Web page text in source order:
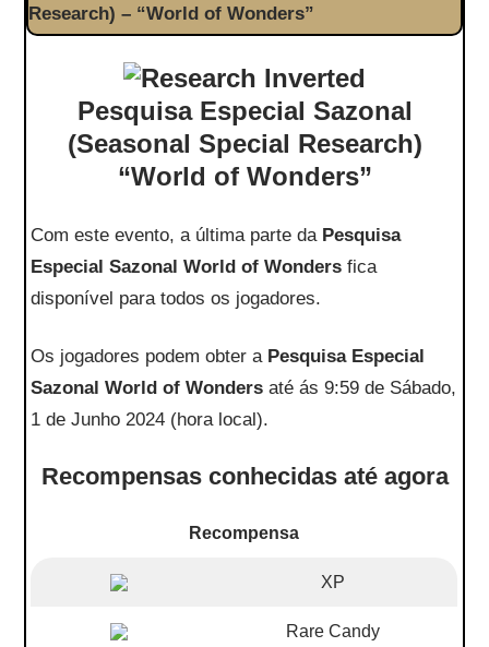
Research) – “World of Wonders”
Pesquisa Especial Sazonal
(Seasonal Special Research)
“World of Wonders”
Com este evento, a última parte da Pesquisa
Especial Sazonal World of Wondersfica
disponível para todos os jogadores.
Os jogadores podem obter a Pesquisa Especial
Sazonal World of Wondersaté ás 9:59 de Sábado,
1 de Junho 2024 (hora local).
Recompensas conhecidas até agora
Recompensa
XP
Rare Candy